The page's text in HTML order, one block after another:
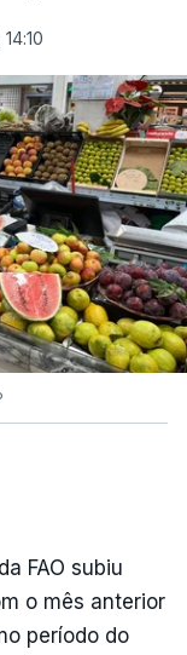
FAO subiu
o mês anterior
período do